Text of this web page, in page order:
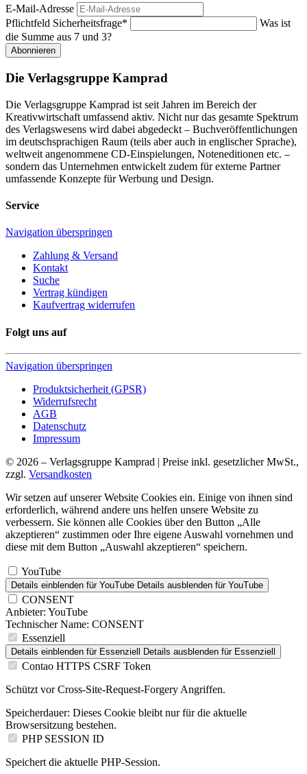
E-Mail-Adresse
Pflichtfeld Sicherheitsfrage*
Was ist
die Summe aus 7 und 3?
Abonnieren
Die Verlagsgruppe Kamprad
Die Verlagsgruppe Kamprad ist seit Jahren im Bereich der
Kreativwirtschaft umfassend aktiv. Nicht nur das gesamte Spektrum
des Verlagswesens wird dabei abgedeckt – Buchveröffentlichungen
im deutschsprachigen Raum (teils aber auch in englischer Sprache),
weltweit angenommene CD-Einspielungen, Noteneditionen etc. –
sondern das Unternehmen entwickelt zudem für externe Partner
umfassende Konzepte für Werbung und Design.
Service
Navigation überspringen
Zahlung & Versand
Kontakt
Suche
Vertrag kündigen
Kaufvertrag widerrufen
Folgt uns auf
Navigation überspringen
Produktsicherheit (GPSR)
Widerrufsrecht
AGB
Datenschutz
Impressum
© 2026 – Verlagsgruppe Kamprad | Preise inkl. gesetzlicher MwSt.,
zzgl. Versandkosten
Wir setzen auf unserer Website Cookies ein. Einige von ihnen sind
erforderlich, während andere uns helfen unsere Website zu
verbessern. Sie können alle Cookies über den Button „Alle
akzeptieren“ zustimmen oder Ihre eigene Auswahl vornehmen und
diese mit dem Button „Auswahl akzeptieren“ speichern.
YouTube
Details einblenden für YouTube Details ausblenden für YouTube
CONSENT
Anbieter: YouTube
Technischer Name: CONSENT
Essenziell
Details einblenden für Essenziell Details ausblenden für Essenziell
Contao HTTPS CSRF Token
Schützt vor Cross-Site-Request-Forgery Angriffen.
Speicherdauer: Dieses Cookie bleibt nur für die aktuelle
Browsersitzung bestehen.
PHP SESSION ID
Speichert die aktuelle PHP-Session.